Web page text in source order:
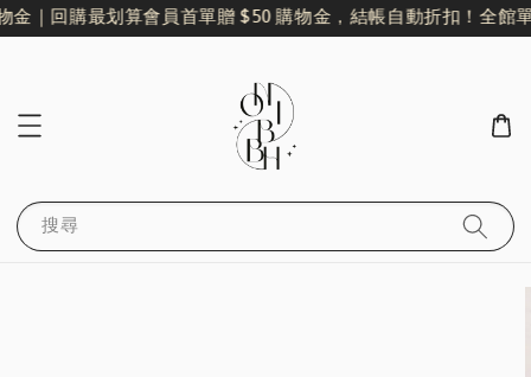
｜回購最划算會員首單贈 $50 購物金，結帳自動折扣！ 全館單
搜尋